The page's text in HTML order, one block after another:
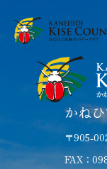
かね
〒905-
FAX：